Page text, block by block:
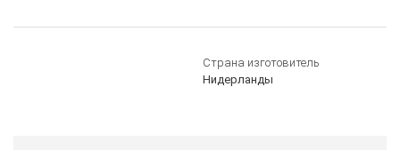
Страна изготовитель
Нидерланды